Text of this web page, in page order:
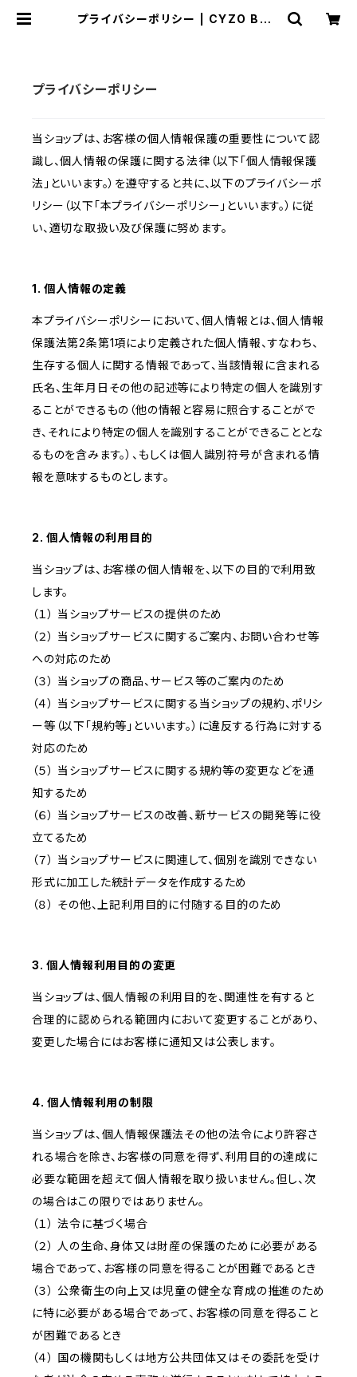
プライバシーポリシー | CYZO BOO
プライバシーポリシー
当ショップは、お客様の個人情報保護の重要性について認
識し、個人情報の保護に関する法律（以下「個人情報保護
法」といいます。）を遵守すると共に、以下のプライバシーポ
リシー（以下「本プライバシーポリシー」といいます。）に従
い、適切な取扱い及び保護に努めます。
1. 個人情報の定義
本プライバシーポリシーにおいて、個人情報とは、個人情報
保護法第2条第1項により定義された個人情報、すなわち、
生存する個人に関する情報であって、当該情報に含まれる
氏名、生年月日その他の記述等により特定の個人を識別す
ることができるもの（他の情報と容易に照合することがで
き、それにより特定の個人を識別することができることとな
るものを含みます。）、もしくは個人識別符号が含まれる情
報を意味するものとします。
2. 個人情報の利用目的
当ショップは、お客様の個人情報を、以下の目的で利用致
します。
（１） 当ショップサービスの提供のため
（２） 当ショップサービスに関するご案内、お問い合わせ等
への対応のため
（３） 当ショップの商品、サービス等のご案内のため
（４） 当ショップサービスに関する当ショップの規約、ポリシ
ー等（以下「規約等」といいます。）に違反する行為に対する
対応のため
（５） 当ショップサービスに関する規約等の変更などを通
知するため
（６） 当ショップサービスの改善、新サービスの開発等に役
立てるため
（７） 当ショップサービスに関連して、個別を識別できない
形式に加工した統計データを作成するため
（８） その他、上記利用目的に付随する目的のため
3. 個人情報利用目的の変更
当ショップは、個人情報の利用目的を、関連性を有すると
合理的に認められる範囲内において変更することがあり、
変更した場合にはお客様に通知又は公表します。
4. 個人情報利用の制限
当ショップは、個人情報保護法その他の法令により許容さ
れる場合を除き、お客様の同意を得ず、利用目的の達成に
必要な範囲を超えて個人情報を取り扱いません。但し、次
の場合はこの限りではありません。
（１） 法令に基づく場合
（２） 人の生命、身体又は財産の保護のために必要がある
場合であって、お客様の同意を得ることが困難であるとき
（３） 公衆衛生の向上又は児童の健全な育成の推進のため
に特に必要がある場合であって、お客様の同意を得ること
が困難であるとき
（４） 国の機関もしくは地方公共団体又はその委託を受け